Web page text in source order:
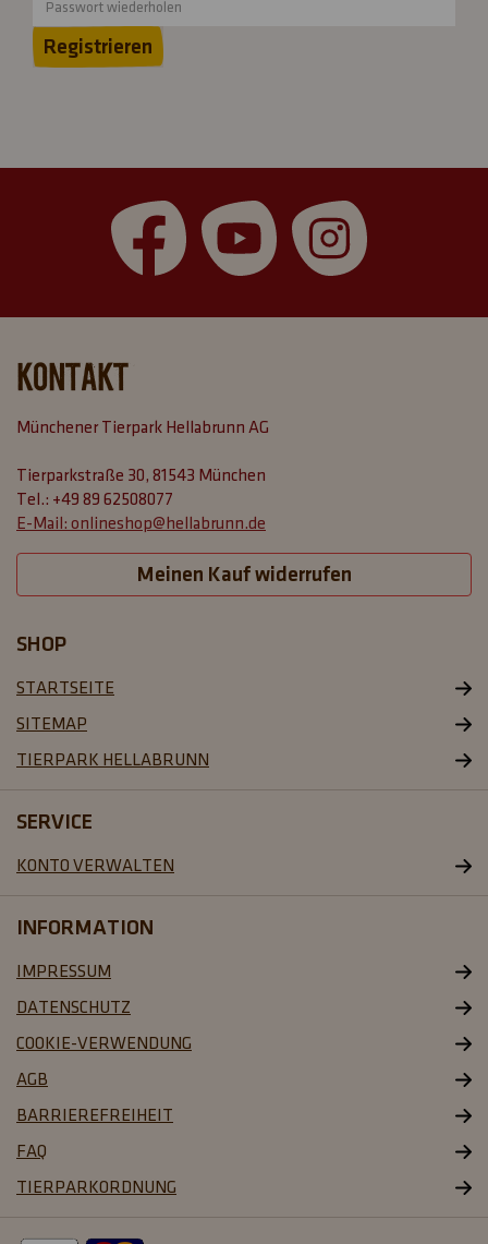
SHOP
STARTSEITE
SITEMAP
SERVICE
KONTO VERWALTEN
INFORMATION
IMPRESSUM
DATENSCHUTZ
COOKIE-VERWENDUNG
AGB
FAQ
KONTAKT
Tierparkstraße 30, 81543 München
+49 89 62508077
onlineshop@hellabrunn.de
Meinen Kauf widerrufen